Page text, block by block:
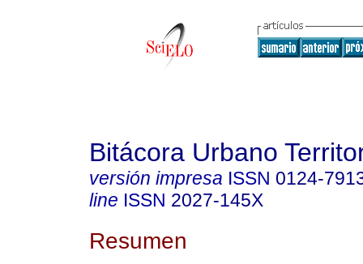
Bitácora Urbano
versión impresa ISSN 0124-
line ISSN 2027-145X
Resumen